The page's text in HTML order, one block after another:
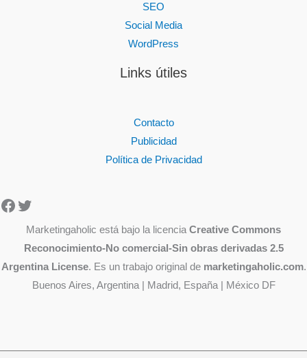
SEO
Social Media
WordPress
Links útiles
Contacto
Publicidad
Política de Privacidad
Facebook
Twitter
Marketingaholic está bajo la licencia Creative Commons
Reconocimiento-No comercial-Sin obras derivadas 2.5
Argentina License. Es un trabajo original de marketingaholic.com.
Buenos Aires, Argentina | Madrid, España | México DF